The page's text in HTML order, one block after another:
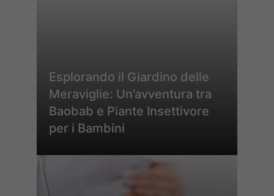
Esplorando il Giardino delle
Meraviglie: Un’avventura tra
Baobab e Piante Insettivore
per i Bambini